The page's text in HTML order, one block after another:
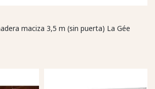
maciza 3,5 m (sin puerta) La Gée